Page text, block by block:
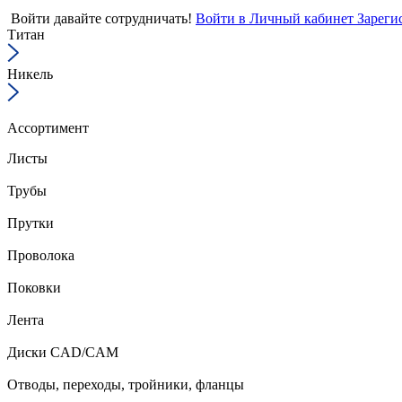
Войти давайте сотрудничать! Войти в Личный кабинет
Титан
Никель
Ассортимент
Листы
Трубы
Прутки
Проволока
Поковки
Лента
Диски CAD/CAM
Отводы, переходы, тройники, фланцы